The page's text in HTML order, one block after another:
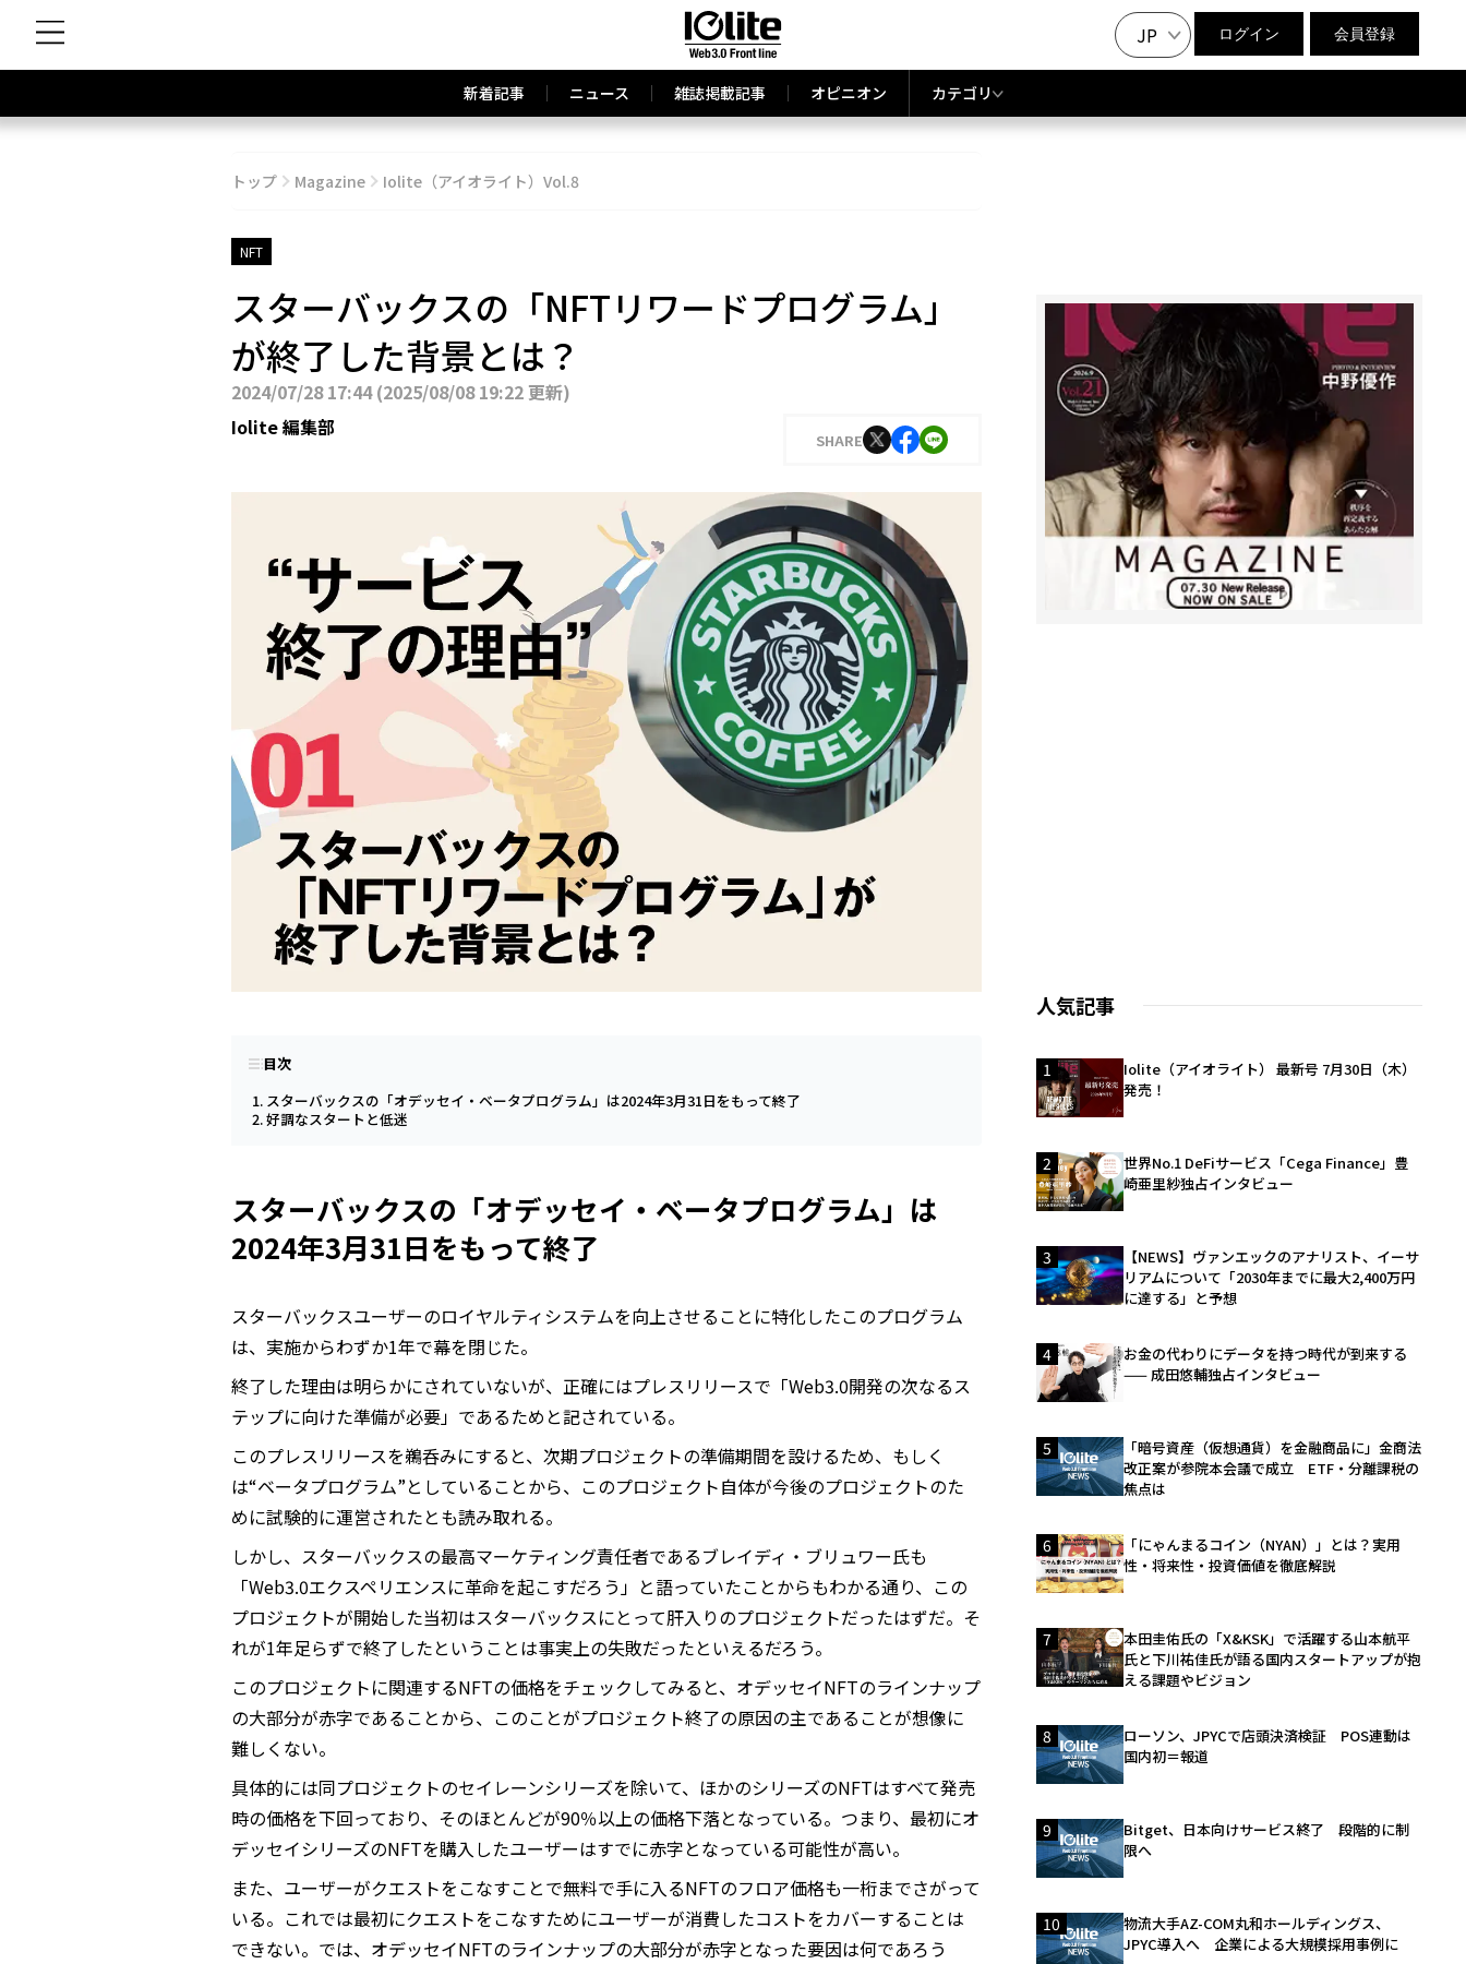
JP ログイン 会員登録
新着記事 ニュース 雑誌掲載記事 オピニオン カテゴリ
トップ Magazine Iolite（アイオライト）Vol.8
NFT
スターバックスの「NFTリワードプログラム」
が終了した背景とは？
2024/07/28 17:44(2025/08/08 19:22 更新)
Iolite 編集部
SHARE
目次
スターバックスの「オデッセイ・ベータプログラム」は2024年3月31日をもって終了
好調なスタートと低迷
スターバックスの「オデッセイ・ベータプログラム」は
2024年3月31日をもって終了
スターバックスユーザーのロイヤルティシステムを向上させることに特化したこのプログラム
は、実施からわずか1年で幕を閉じた。
終了した理由は明らかにされていないが、正確にはプレスリリースで「Web3.0開発の次なるス
テップに向けた準備が必要」であるためと記されている。
このプレスリリースを鵜呑みにすると、次期プロジェクトの準備期間を設けるため、もしく
は“ベータプログラム”としていることから、このプロジェクト自体が今後のプロジェクトのた
めに試験的に運営されたとも読み取れる。
しかし、スターバックスの最高マーケティング責任者であるブレイディ・ブリュワー氏も
「Web3.0エクスペリエンスに革命を起こすだろう」と語っていたことからもわかる通り、この
プロジェクトが開始した当初はスターバックスにとって肝入りのプロジェクトだったはずだ。そ
れが1年足らずで終了したということは事実上の失敗だったといえるだろう。
このプロジェクトに関連するNFTの価格をチェックしてみると、オデッセイNFTのラインナップ
の大部分が赤字であることから、このことがプロジェクト終了の原因の主であることが想像に
難しくない。
具体的には同プロジェクトのセイレーンシリーズを除いて、ほかのシリーズのNFTはすべて発売
時の価格を下回っており、そのほとんどが90％以上の価格下落となっている。つまり、最初にオ
デッセイシリーズのNFTを購入したユーザーはすでに赤字となっている可能性が高い。
また、ユーザーがクエストをこなすことで無料で手に入るNFTのフロア価格も一桁までさがって
いる。これでは最初にクエストをこなすためにユーザーが消費したコストをカバーすることは
できない。では、オデッセイNFTのラインナップの大部分が赤字となった要因は何であろう
人気記事
1
Iolite（アイオライト） 最新号 7月30日（木）
発売！
2
世界No.1 DeFiサービス「Cega Finance」豊
崎亜里紗独占インタビュー
3
【NEWS】ヴァンエックのアナリスト、イーサ
リアムについて「2030年までに最大2,400万円
に達する」と予想
4
お金の代わりにデータを持つ時代が到来する
—— 成田悠輔独占インタビュー
5
「暗号資産（仮想通貨）を金融商品に」金商法
改正案が参院本会議で成立 ETF・分離課税の
焦点は
6
「にゃんまるコイン（NYAN）」とは？実用
性・将来性・投資価値を徹底解説
7
本田圭佑氏の「X&KSK」で活躍する山本航平
氏と下川祐佳氏が語る国内スタートアップが抱
える課題やビジョン
8
ローソン、JPYCで店頭決済検証 POS連動は
国内初＝報道
9
Bitget、日本向けサービス終了 段階的に制
限へ
10
物流大手AZ-COM丸和ホールディングス、
JPYC導入へ 企業による大規模採用事例に